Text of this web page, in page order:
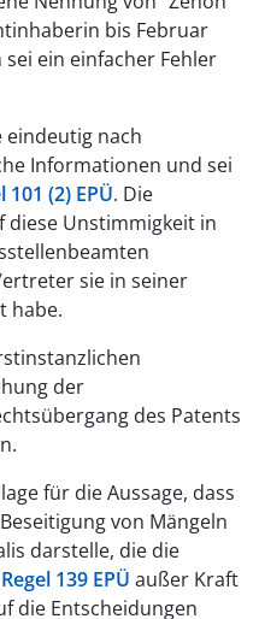
bis Februar
ein einfacher Fehler
nach
Informationen und sei
101 (2) EPÜ. Die
diese Unstimmigkeit in
sie in seiner
habe.
der
des Patents
für die Aussage, dass
von Mängeln
darstelle, die die
Regel 139 EPÜ außer Kraft
die Entscheidungen